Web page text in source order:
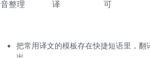
音整理
译
可
把常用译文的模板存在快捷短语里，翻